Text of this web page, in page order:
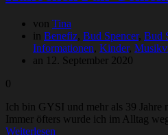
von Tina
in Benefiz, Bud Spencer, Bud
Informationen, Kinder,
an 12. September 2020
0
Ich bin GYSI und mehr als 39 Jahre
Immer öfters wurde ich im Alltag
Weiterlesen